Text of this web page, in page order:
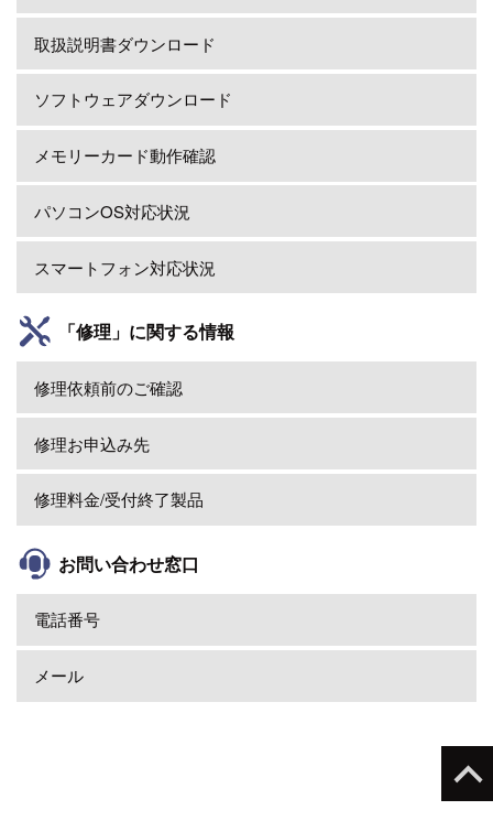
取扱説明書ダウンロード
ソフトウェアダウンロード
メモリーカード動作確認
パソコンOS対応状況
スマートフォン対応状況
「修理」に関する情報
修理依頼前のご確認
修理お申込み先
修理料金/受付終了製品
お問い合わせ窓口
電話番号
メール